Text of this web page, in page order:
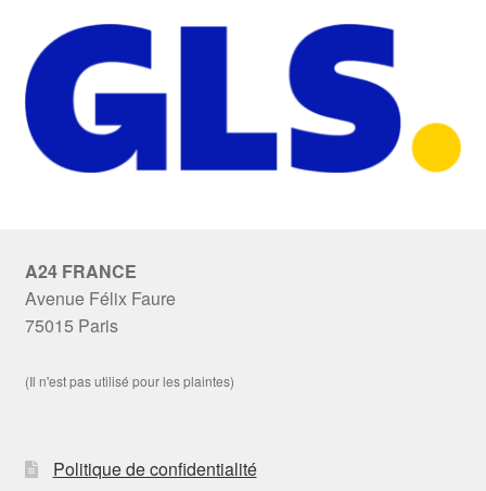
A24 FRANCE
Avenue Félix Faure
75015 Paris
(Il n'est pas utilisé pour les plaintes)
Politique de confidentialité